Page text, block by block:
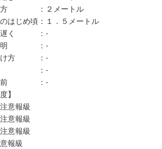
方 ：２メートル
はじめ頃：１．５メートル
遅く ：‐
未明 ：‐
け方 ：‐
朝 ：‐
昼前 ：‐
】
意報級
意報級
意報級
報級